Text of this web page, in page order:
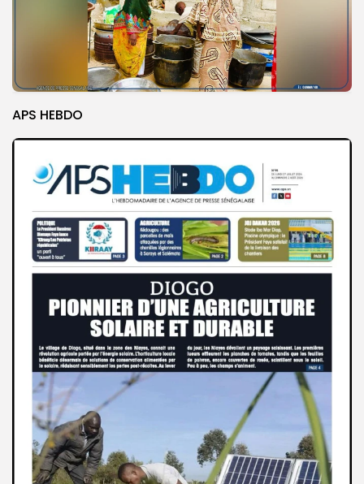
APS HEBDO